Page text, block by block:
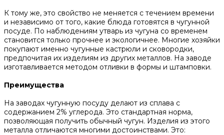
К тому же, это свойство не меняется с течением времени
и независимо от того, какие блюда готовятся в чугунной
посуде. По наблюдениям утварь из чугуна со временем
становится только прочнее и экологичнее. Многие хозяйки
покупают именно чугунные кастрюли и сковородки,
предпочитая их изделиям из других металлов. На заводе
изготавливается методом отливки в формы и штамповки.
Преимущества
На заводах чугунную посуду делают из сплава с
содержанием 2% углерода. Это стандартная норма,
позволяющая получить обычный чугун. Изделия из этого
металла отличаются многими достоинствами. Это: